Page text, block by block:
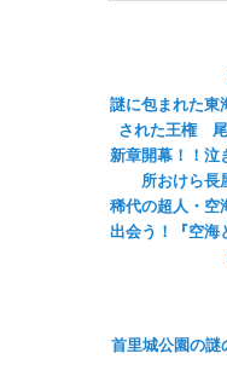
謎に包まれた東
された王権 尾
新章開幕！！
所おけら長
稀代の超人・空
出会う！『空海
首里城公園の謎